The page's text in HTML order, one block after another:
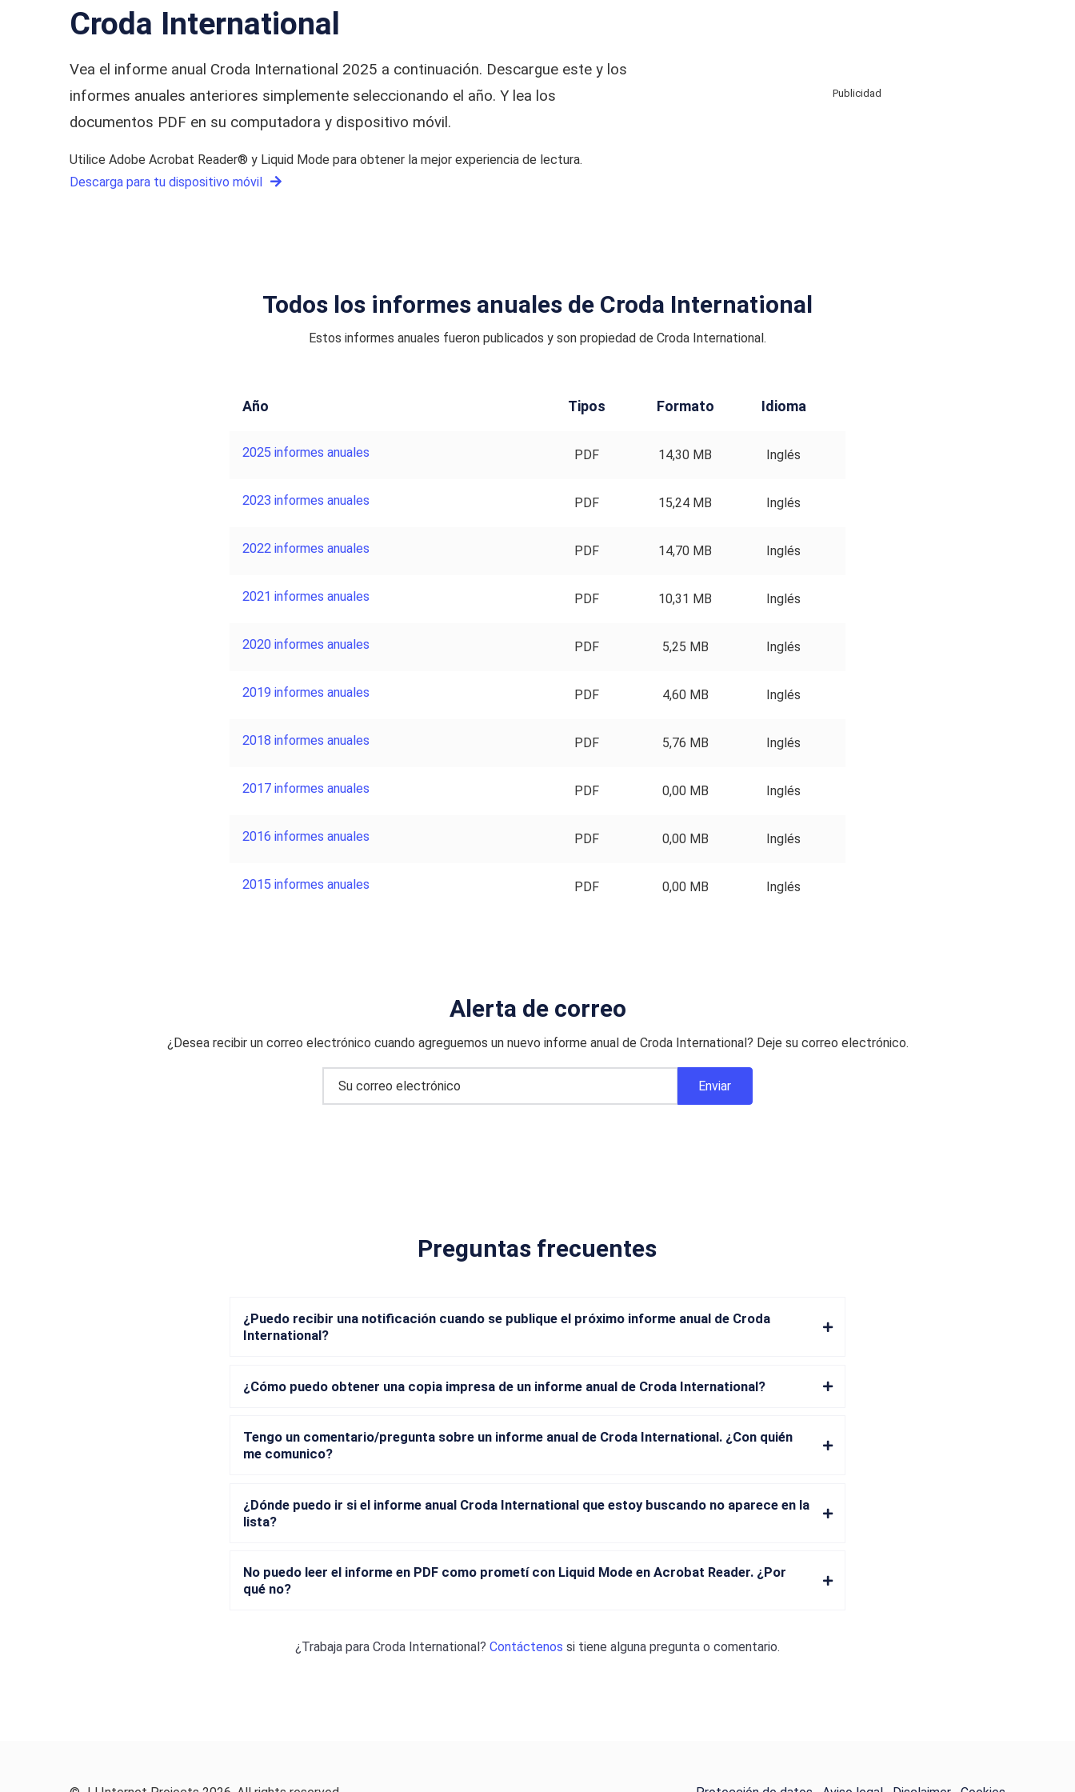
Croda International
Vea el informe anual Croda International 2025 a continuación. Descargue este y los
informes anuales anteriores simplemente seleccionando el año. Y lea los
documentos PDF en su computadora y dispositivo móvil.
Utilice Adobe Acrobat Reader® y Liquid Mode para obtener la mejor experiencia de lectura.
Descarga para tu dispositivo móvil
Publicidad
Todos los informes anuales de Croda International
Estos informes anuales fueron publicados y son propiedad de Croda International.
Año Tipos Formato Idioma
2025 informes anuales PDF 14,30 MB Inglés
2023 informes anuales PDF 15,24 MB Inglés
2022 informes anuales PDF 14,70 MB Inglés
2021 informes anuales PDF 10,31 MB Inglés
2020 informes anuales PDF 5,25 MB Inglés
2019 informes anuales PDF 4,60 MB Inglés
2018 informes anuales PDF 5,76 MB Inglés
2017 informes anuales PDF 0,00 MB Inglés
2016 informes anuales PDF 0,00 MB Inglés
2015 informes anuales PDF 0,00 MB Inglés
Alerta de correo
¿Desea recibir un correo electrónico cuando agreguemos un nuevo informe anual de Croda International? Deje su correo electrónico.
Preguntas frecuentes
¿Puedo recibir una notificación cuando se publique el próximo informe anual de Croda
International?
¿Cómo puedo obtener una copia impresa de un informe anual de Croda International?
Tengo un comentario/pregunta sobre un informe anual de Croda International. ¿Con quién
me comunico?
¿Dónde puedo ir si el informe anual Croda International que estoy buscando no aparece en la
lista?
No puedo leer el informe en PDF como prometí con Liquid Mode en Acrobat Reader. ¿Por
qué no?
¿Trabaja para Croda International ? Contáctenos si tiene alguna pregunta o comentario.